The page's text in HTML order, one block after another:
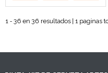
1 - 36 en 36 resultados | 1 paginas